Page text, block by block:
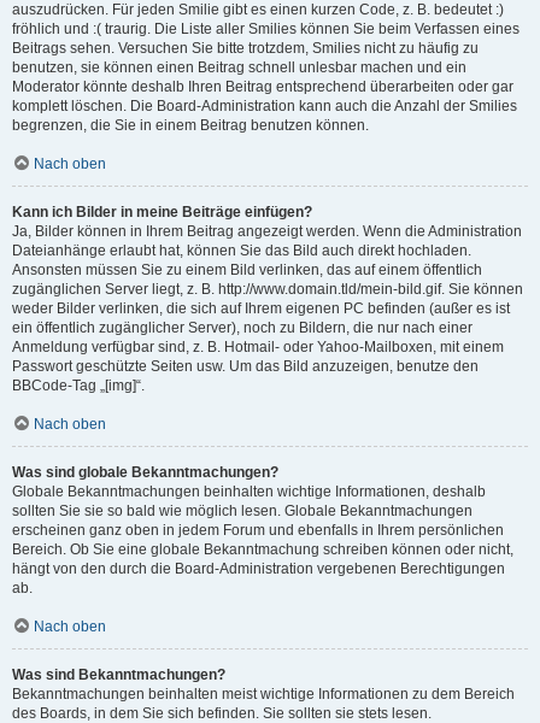
auszudrücken. Für jeden Smilie gibt es einen kurzen Code, z. B. bedeutet :)
fröhlich und :( traurig. Die Liste aller Smilies können Sie beim Verfassen eines
Beitrags sehen. Versuchen Sie bitte trotzdem, Smilies nicht zu häufig zu
benutzen, sie können einen Beitrag schnell unlesbar machen und ein
Moderator könnte deshalb Ihren Beitrag entsprechend überarbeiten oder gar
komplett löschen. Die Board-Administration kann auch die Anzahl der Smilies
begrenzen, die Sie in einem Beitrag benutzen können.
Nach oben
Kann ich Bilder in meine Beiträge einfügen?
Ja, Bilder können in Ihrem Beitrag angezeigt werden. Wenn die Administration
Dateianhänge erlaubt hat, können Sie das Bild auch direkt hochladen.
Ansonsten müssen Sie zu einem Bild verlinken, das auf einem öffentlich
zugänglichen Server liegt, z. B. http://www.domain.tld/mein-bild.gif. Sie können
weder Bilder verlinken, die sich auf Ihrem eigenen PC befinden (außer es ist
ein öffentlich zugänglicher Server), noch zu Bildern, die nur nach einer
Anmeldung verfügbar sind, z. B. Hotmail- oder Yahoo-Mailboxen, mit einem
Passwort geschützte Seiten usw. Um das Bild anzuzeigen, benutze den
BBCode-Tag „[img]“.
Nach oben
Was sind globale Bekanntmachungen?
Globale Bekanntmachungen beinhalten wichtige Informationen, deshalb
sollten Sie sie so bald wie möglich lesen. Globale Bekanntmachungen
erscheinen ganz oben in jedem Forum und ebenfalls in Ihrem persönlichen
Bereich. Ob Sie eine globale Bekanntmachung schreiben können oder nicht,
hängt von den durch die Board-Administration vergebenen Berechtigungen
ab.
Nach oben
Was sind Bekanntmachungen?
Bekanntmachungen beinhalten meist wichtige Informationen zu dem Bereich
des Boards, in dem Sie sich befinden. Sie sollten sie stets lesen.